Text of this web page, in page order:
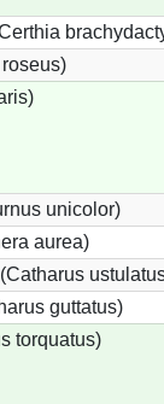
unicolor)
aurea)
guttatus)
torquatus)